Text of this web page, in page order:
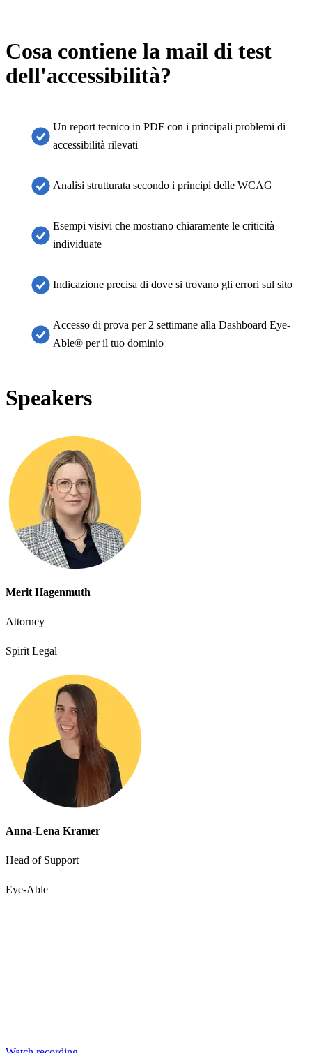
Cosa contiene la mail di test
dell'accessibilità?
Un report tecnico in PDF con i principali problemi di
accessibilità rilevati
Analisi strutturata secondo i principi delle WCAG
Esempi visivi che mostrano chiaramente le criticità
individuate
Indicazione precisa di dove si trovano gli errori sul sito
Accesso di prova per 2 settimane alla Dashboard Eye-
Able® per il tuo dominio
Speakers
Merit Hagenmuth
Attorney
Spirit Legal
Anna-Lena Kramer
Head of Support
Eye-Able